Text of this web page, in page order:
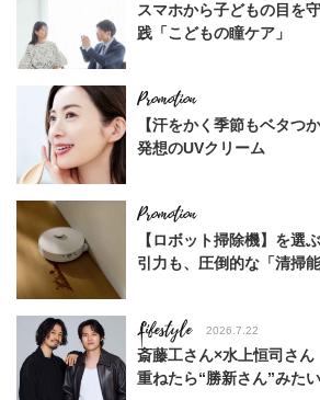
スマホから子どもの目を
践「こどもの瞳ケア」
【汗をかく季節もベタつ
発想のUVクリーム
【ロボット掃除機】を選
引力も、圧倒的な「清掃能
Lifestyle 2026.7.22
斎藤工さん×水上恒司さ
重ねたら“勝新さん”みた